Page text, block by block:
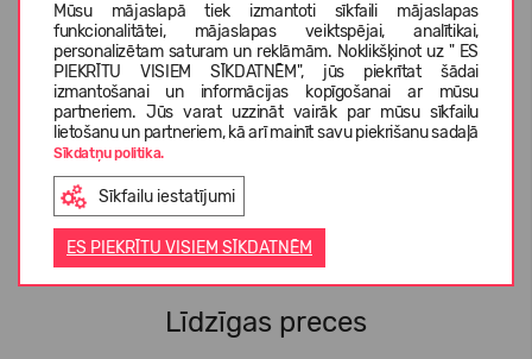
Mūsu mājaslapā tiek izmantoti sīkfaili mājaslapas
funkcionalitātei, mājaslapas veiktspējai, analītikai,
personalizētam saturam un reklāmām. Noklikšķinot uz " ES
PIEKRĪTU VISIEM SĪKDATNĒM", jūs piekrītat šādai
izmantošanai un informācijas kopīgošanai ar mūsu
partneriem. Jūs varat uzzināt vairāk par mūsu sīkfailu
lietošanu un partneriem, kā arī mainīt savu piekrišanu sadaļā
Sīkdatņu politika.
Sīkfailu iestatījumi
ES PIEKRĪTU VISIEM SĪKDATNĒM
KOPŠANAS INSTRUKCIJAS
PAR REIMA
KLIENTU ATSAUKSMES (1)
Līdzīgas preces